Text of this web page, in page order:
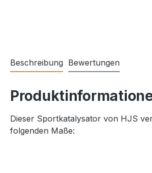
Beschreibung Bewertungen
Dieser Sportkatalysator von HJS
folgenden Maße: